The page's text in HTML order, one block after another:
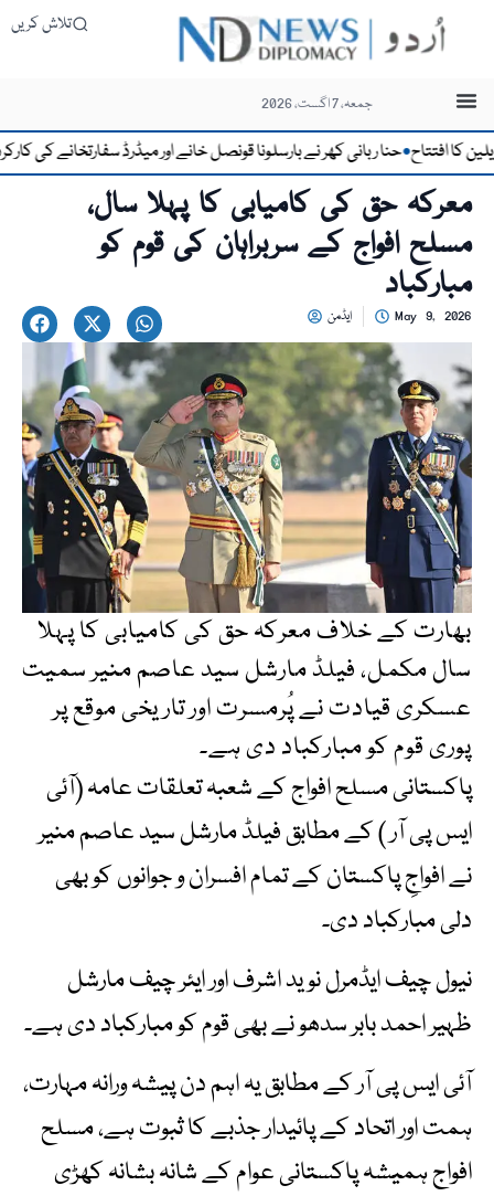
تلاش کریں
جمعہ، 7 اگست، 2026
حنا ربانی کھر نے بارسلونا قونصل خانے اور میڈرڈ سفارتخانے کی●افتتاح
معرکہ حق کی کامیابی کا پہلا سال،
مسلح افواج کے سربراہان کی قوم کو
مبارکباد
ایڈمن May 9, 2026
بھارت کے خلاف معرکہ حق کی کامیابی کا پہلا
سال مکمل، فیلڈ مارشل سید عاصم منیر سمیت
عسکری قیادت نے پُرمسرت اور تاریخی موقع پر
پوری قوم کو مبارکباد دی ہے۔
پاکستانی مسلح افواج کے شعبہ تعلقات عامہ (آئی
ایس پی آر ) کے مطابق فیلڈ مارشل سید عاصم منیر
نے افواجِ پاکستان کے تمام افسران و جوانوں کو بھی
دلی مبارکباد دی۔
نیول چیف ایڈمرل نوید اشرف اور ایئر چیف مارشل
ظہیر احمد بابر سدھو نے بھی قوم کو مبارکباد دی ہے۔
آئی ایس پی آر کے مطابق یہ اہم دن پیشہ ورانہ مہارت،
ہمت اور اتحاد کے پائیدار جذبے کا ثبوت ہے، مسلح
افواج ہمیشہ پاکستانی عوام کے شانہ بشانہ کھڑی